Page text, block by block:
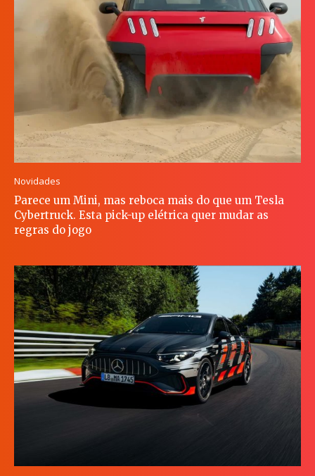
Novidades
Parece um Mini, mas reboca mais do que um Tesla
Cybertruck. Esta pick-up elétrica quer mudar as
regras do jogo